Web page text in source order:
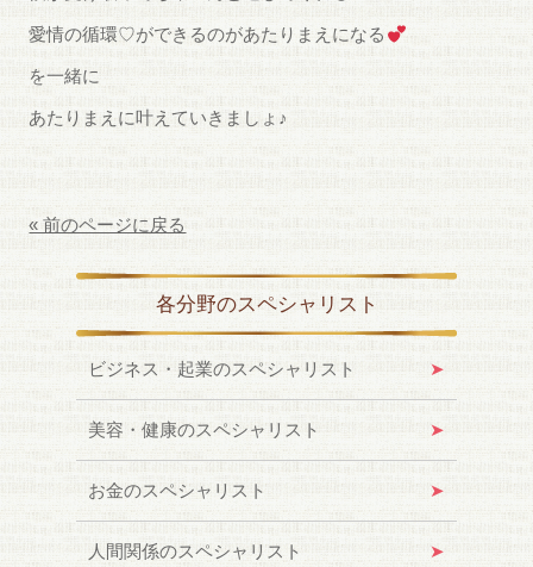
愛情の循環♡ができるのがあたりまえになる
を一緒に
あたりまえに叶えていきましょ♪
« 前のページに戻る
各分野のスペシャリスト
ビジネス・起業のスペシャリスト
美容・健康のスペシャリスト
お金のスペシャリスト
人間関係のスペシャリスト